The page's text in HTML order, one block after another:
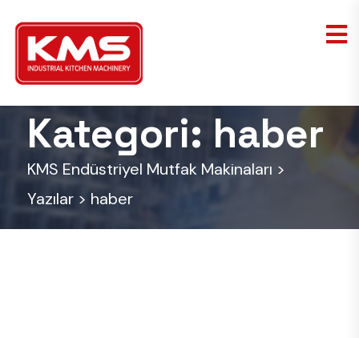
Kategori: haber
KMS Endüstriyel Mutfak Makinaları >
Yazılar > haber